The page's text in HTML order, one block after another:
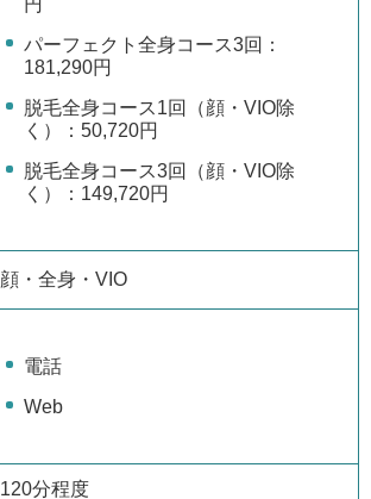
パーフェクト全身コース3回：
181,290円
脱毛全身コース1回（顔・VIO除
く）：50,720円
脱毛全身コース3回（顔・VIO除
く）：149,720円
顔・全身・VIO
電話
Web
120分程度